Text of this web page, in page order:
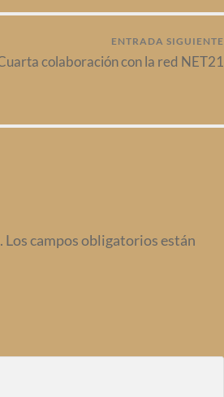
ENTRADA SIGUIENTE
colaboración con la red NET21
Los campos obligatorios están